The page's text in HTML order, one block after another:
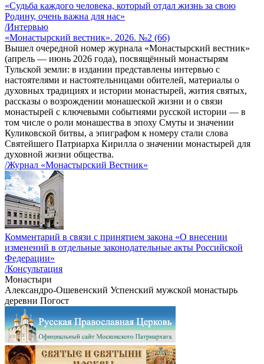
«Судьба каждого человека, который отдал жизнь за свою
Родину, очень важна для нас»
/Интервью
«Монастырский вестник». 2026. №2 (66)
Вышел очередной номер журнала «Монастырский вестник»
(апрель — июнь 2026 года), посвящённый монастырям
Тульской земли: в издании представлены интервью с
настоятелями и настоятельницами обителей, материалы о
духовных традициях и истории монастырей, жития святых,
рассказы о возрождении монашеской жизни и о связи
монастырей с ключевыми событиями русской истории — в
том числе о роли монашества в эпоху Смуты и значении
Куликовской битвы, а эпиграфом к номеру стали слова
Святейшего Патриарха Кирилла о значении монастырей для
духовной жизни общества.
/Журнал «Монастырский Вестник»
Комментарий в связи с принятием закона «О внесении
изменений в отдельные законодательные акты Российской
Федерации»
/Консультация
Монастыри
Александро-Ошевенский Успенский мужской монастырь
деревни Погост